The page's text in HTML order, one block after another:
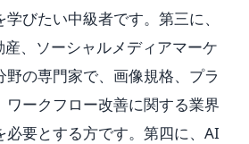
びたい中級者です。第三に、
、ソーシャルメディアマーケ
野の専門家で、画像規格、プラ
ワークフロー改善に関する業界
必要とする方です。第四に、AI